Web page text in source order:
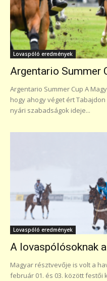
Lovaspóló eredmények
Argentario Summer
Argentario Summer Cup A
hogy ahogy véget ért
nyári szabadságok ideje...
Lovaspóló eredmények
A lovaspólósoknak
Magyar résztvevője is volt a
február 01. és 03. között festői